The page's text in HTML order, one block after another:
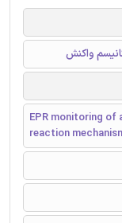
EPR monitoring of
reaction